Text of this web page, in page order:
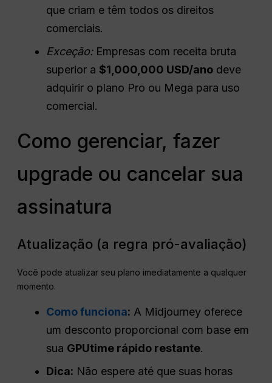
que criam e têm todos os direitos
comerciais.
Exceção:Empresas com receita bruta
superior a$1,000,000 USD/ano deve
adquirir o plano Pro ou Mega para uso
comercial.
Como gerenciar, fazer
upgrade ou cancelar sua
assinatura
Atualização (a regra pró-avaliação)
Você pode atualizar seu plano imediatamente a qualquer
momento.
Como funciona: A Midjourney oferece
um desconto proporcional com base em
sua GPUtime rápido restante.
Dica: Não espere até que suas horas